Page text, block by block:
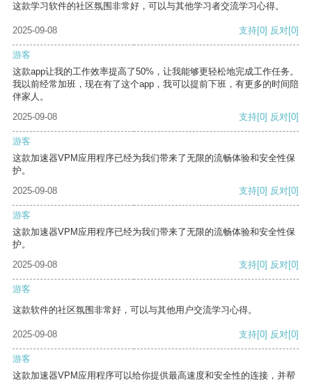
这款学习软件的社区氛围非常好，可以与其他学习者交流学习心得。
2025-09-08 支持[0] 反对[0]
游客
这款app让我的工作效率提高了50%，让我能够更轻松地完成工作任务。
我以前经常加班，现在有了这个app，我可以提前下班，有更多的时间陪
伴家人。
2025-09-08
支持[0] 反对[0]
游客
这款加速器VPM应用程序已经为我们带来了无限的流畅体验和安全性保
护。
2025-09-08
支持[0] 反对[0]
游客
这款加速器VPM应用程序已经为我们带来了无限的流畅体验和安全性保
护。
2025-09-08
支持[0] 反对[0]
游客
这款软件的社区氛围非常好，可以与其他用户交流学习心得。
2025-09-08 支持[0] 反对[0]
游客
这款加速器VPM应用程序可以给你提供最高速度和安全性的连接，并帮